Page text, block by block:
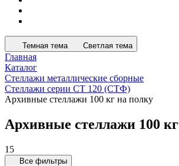
Темная тема Светлая тема
Главная
Каталог
Стеллажи металлические сборные
Стеллажи серии СТ 120 (СТФ)
Архивные стеллажи 100 кг на полку
Архивные стеллажи 100
15
Все фильтры